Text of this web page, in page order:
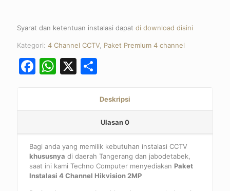
Syarat dan ketentuan instalasi dapat di download disini
Kategori: 4 Channel CCTV, Paket Premium 4 channel
Facebook
WhatsApp
X
Deskripsi
Ulasan0
Bagi anda yang memilik kebutuhan instalasi CCTV
khususnya di daerah Tangerang dan jabodetabek,
saat ini kami Techno Computer menyediakan Paket
Instalasi 4 Channel Hikvision 2MP